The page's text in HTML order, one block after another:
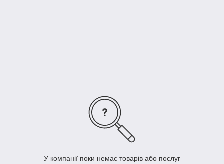
У компанії поки немає товарів або послуг